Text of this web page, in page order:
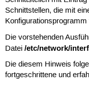
Schnittstellen, die mit
Die vorstehenden
Datei /etc/network/
Die diesem Hinweis
fortgeschrittene und